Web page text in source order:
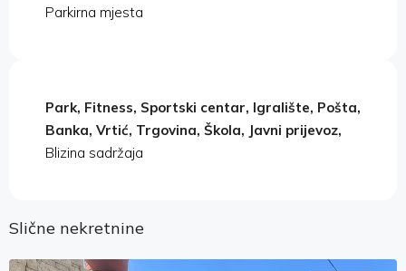
Parkirna mjesta
Park, Fitness, Sportski centar, Igralište, Pošta,
Banka, Vrtić, Trgovina, Škola, Javni prijevoz,
Blizina sadržaja
Slične nekretnine